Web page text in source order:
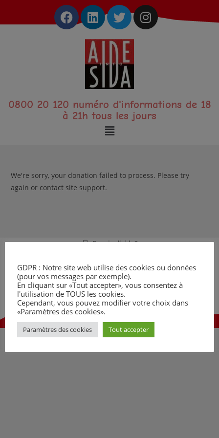
0800 20 120 numéro d'informations de 18
à 21h tous les jours
We're sorry, your donation failed to process. Please try
again or contact site support.
Besoin d’aide?
Appelez nous au 080020120 (numéro vert)
Tous les jours de 18 à 21h
Téléphone gratuit
Copyright © 2026 Aideinfosida | Powered by Aideinfosida
GDPR : Notre site web utilise des cookies ou données
(pour vos messages par exemple).
En cliquant sur «Tout accepter», vous consentez à
l'utilisation de TOUS les cookies.
Cependant, vous pouvez modifier votre choix dans
«Paramètres des cookies».
Paramètres des cookies Tout accepter